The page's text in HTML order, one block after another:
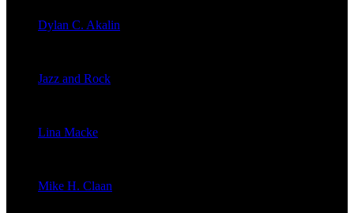
Dylan C. Akalin
Jazz and Rock
Lina Macke
Mike H. Claan